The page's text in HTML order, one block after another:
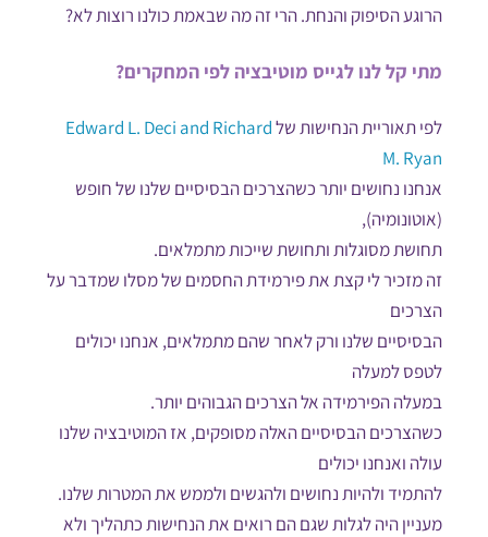
הרוגע הסיפוק והנחת. הרי זה מה שבאמת כולנו רוצות לא?
מתי קל לנו לגייס מוטיבציה לפי המחקרים?
לפי תאוריית הנחישות שלEdward L. Deci and Richard
M. Ryan
אנחנו נחושים יותר כשהצרכים הבסיסיים שלנו של חופש
(אוטונומיה),
תחושת מסוגלות ותחושת שייכות מתמלאים.
זה מזכיר לי קצת את פירמידת החסמים של מסלו שמדבר על
הצרכים
הבסיסיים שלנו ורק לאחר שהם מתמלאים, אנחנו יכולים
לטפס למעלה
במעלה הפירמידה אל הצרכים הגבוהים יותר.
כשהצרכים הבסיסיים האלה מסופקים, אז המוטיבציה שלנו
עולה ואנחנו יכולים
להתמיד ולהיות נחושים ולהגשים ולממש את המטרות שלנו.
מעניין היה לגלות שגם הם רואים את הנחישות כתהליך ולא